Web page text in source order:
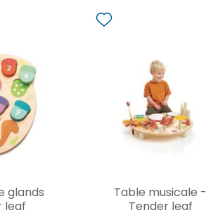
glands
leaf
Table musicale -
Tender leaf